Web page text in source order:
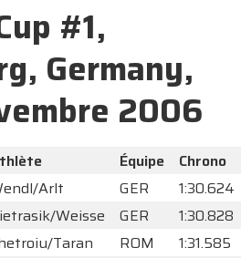
#1,
Germany,
2006
Équipe
Chrono
Arlt GER
1:30.624
Weisse GER
1:30.828
Taran ROM
1:31.585